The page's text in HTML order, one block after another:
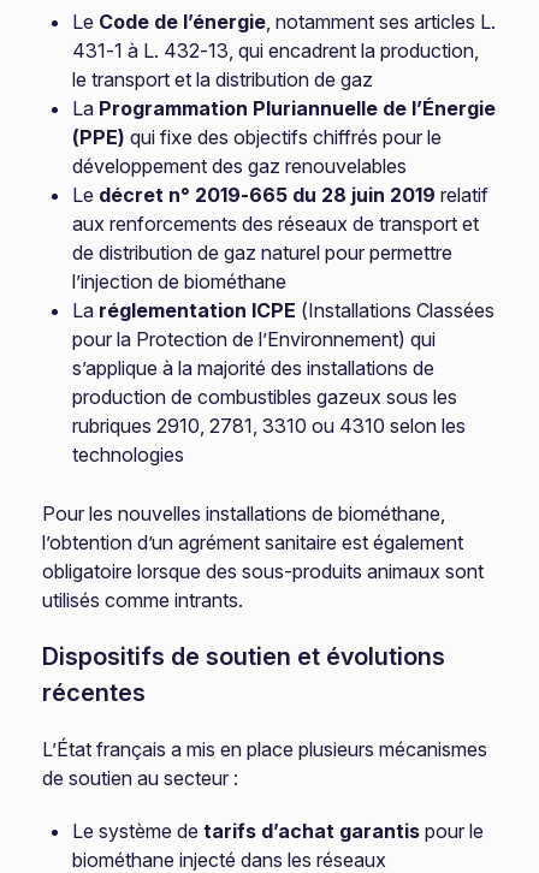
Le Code de l’énergie, notamment ses articles L.
431-1 à L. 432-13, qui encadrent la production,
le transport et la distribution de gaz
La Programmation Pluriannuelle de l’Énergie
(PPE) qui fixe des objectifs chiffrés pour le
développement des gaz renouvelables
Le décret n° 2019-665 du 28 juin 2019 relatif
aux renforcements des réseaux de transport et
de distribution de gaz naturel pour permettre
l’injection de biométhane
La réglementation ICPE (Installations Classées
pour la Protection de l’Environnement) qui
s’applique à la majorité des installations de
production de combustibles gazeux sous les
rubriques 2910, 2781, 3310 ou 4310 selon les
technologies
Pour les nouvelles installations de biométhane,
l’obtention d’un agrément sanitaire est également
obligatoire lorsque des sous-produits animaux sont
utilisés comme intrants.
Dispositifs de soutien et évolutions
récentes
L’État français a mis en place plusieurs mécanismes
de soutien au secteur :
Le système detarifs d’achat garantis pour le
biométhane injecté dans les réseaux